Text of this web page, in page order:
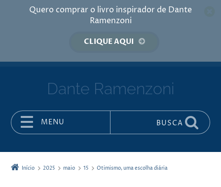
Quero comprar o livro inspirador de Dante
Ramenzoni
CLIQUE AQUI
Dante Ramenzoni
MENU BUSCA
Início 2025 maio 15 Otimismo, uma escolha diária